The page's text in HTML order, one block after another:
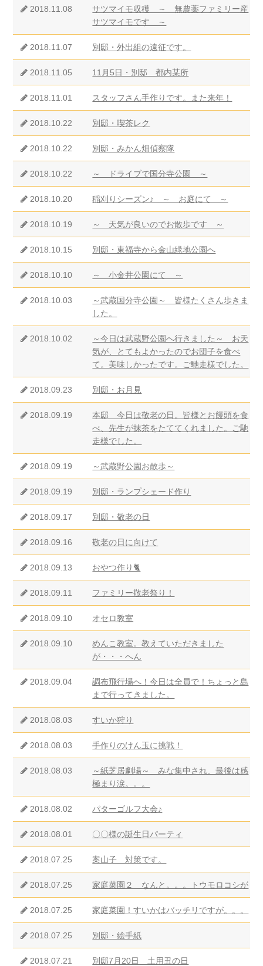
2018.11.08
サツマイモ収穫 ～ 無農薬ファミリー産
サツマイモです ～
2018.11.07 別邸・外出組の遠征です。
2018.11.05 11月5日・別邸 都内某所
2018.11.01 スタッフさん手作りです。また来年！
2018.10.22 別邸・喫茶レク
2018.10.22 別邸・みかん畑偵察隊
2018.10.22 ～ ドライブで国分寺公園 ～
2018.10.20 稲刈りシーズン♪ ～ お庭にて ～
2018.10.19 ～ 天気が良いのでお散歩です ～
2018.10.15 別邸・東福寺から金山緑地公園へ
2018.10.10 ～ 小金井公園にて ～
2018.10.03
～武蔵国分寺公園～ 皆様たくさん歩きま
した。
2018.10.02
～今日は武蔵野公園へ行きました～ お天
気が、とてもよかったのでお団子を食べ
て。美味しかったです。ご馳走様でした。
2018.09.23 別邸・お月見
2018.09.19
本邸 今日は敬老の日。皆様とお饅頭を食
べ、先生が抹茶をたててくれました。ご馳
走様でした。
2018.09.19 ～武蔵野公園お散歩～
2018.09.19 別邸・ランプシェード作り
2018.09.17 別邸・敬老の日
2018.09.16 敬老の日に向けて
2018.09.13 おやつ作り🐈
2018.09.11 ファミリー敬老祭り！
2018.09.10 オセロ教室
2018.09.10
めんこ教室。教えていただきました
が・・・へん
2018.09.04
調布飛行場へ！今日は全員で！ちょっと島
まで行ってきました。
2018.08.03 すいか狩り
2018.08.03 手作りのけん玉に挑戦！
2018.08.03
～紙芝居劇場～ みな集中され、最後は感
極まり涙。。。
2018.08.02 パターゴルフ大会♪
2018.08.01 〇〇様の誕生日パーティ
2018.07.25 案山子 対策です。
2018.07.25 家庭菜園２ なんと。。。トウモロコシが
2018.07.25 家庭菜園！すいかはバッチリですが。。。
2018.07.25 別邸・絵手紙
2018.07.21 別邸7月20日 土用丑の日